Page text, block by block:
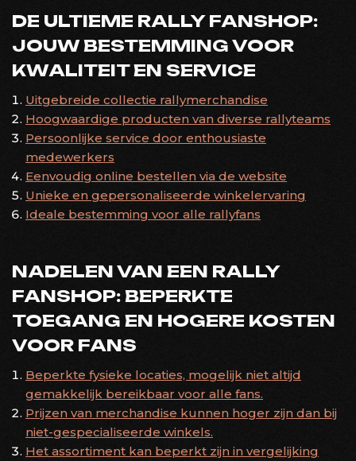
DE ULTIEME RALLY FANSHOP:
JOUW BESTEMMING VOOR
KWALITEIT EN SERVICE
Uitgebreide collectie rallymerchandise
Hoogwaardige producten van diverse rallyteams
Persoonlijke service door enthousiaste
medewerkers
Eenvoudig online bestellen via de website
Unieke en gepersonaliseerde winkelervaring
Ideale bestemming voor alle rallyfans
NADELEN VAN EEN RALLY
FANSHOP: BEPERKTE
TOEGANG EN HOGERE KOSTEN
VOOR FANS
Beperkte fysieke locaties, mogelijk niet altijd
gemakkelijk bereikbaar voor alle fans.
Prijzen van merchandise kunnen hoger zijn dan bij
niet-gespecialiseerde winkels.
Het assortiment kan beperkt zijn in vergelijking